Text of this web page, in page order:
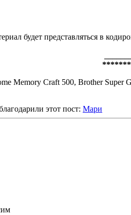
будет представляться в
Memory Craft 500, Brother Super
этот пост: Мари